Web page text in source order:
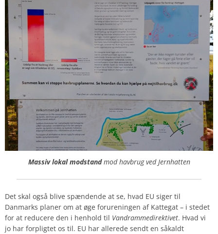
Massiv lokal modstandmod havbrug ved Jernhatten
Det skal også blive spændende at se, hvad EU siger til
Danmarks planer om at øge forureningen af Kattegat – i stedet
for at reducere den i henhold til Vandrammedirektivet. Hvad vi
jo har forpligtet os til. EU har allerede sendt en såkaldt